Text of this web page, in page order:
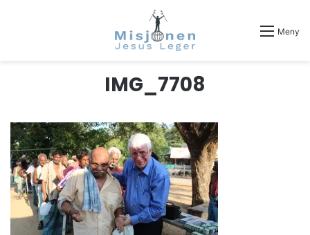
Meny
IMG_7708